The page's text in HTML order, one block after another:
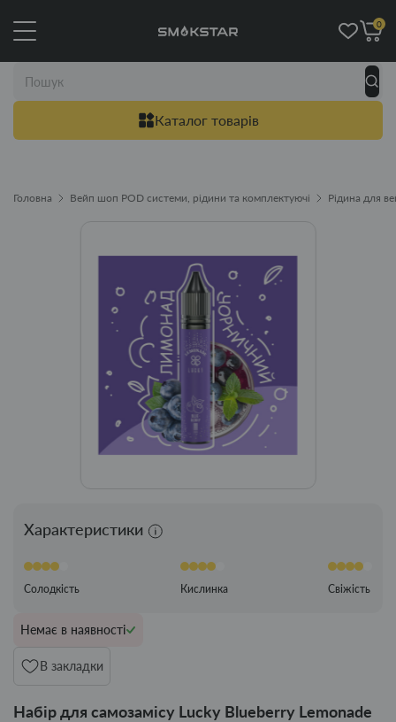
Каталог товарів
0
Головна Вейп шоп POD системи, рідини та комплектуючі Рідина для
Характеристики
Солодкість Кислинка Свіжість
Немає в наявності
В закладки
Набір для самозамісу Lucky Blueberry Lemonade